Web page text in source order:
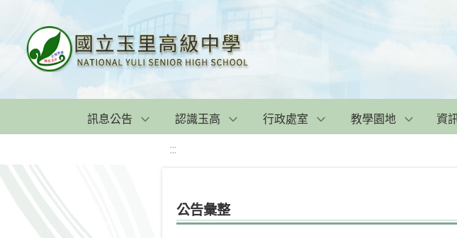
訊息公告 認識玉高 行政處室 教學園地 資
:::
公告彙整